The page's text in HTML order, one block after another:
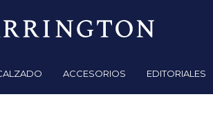
ACCESORIOS EDITORIALES